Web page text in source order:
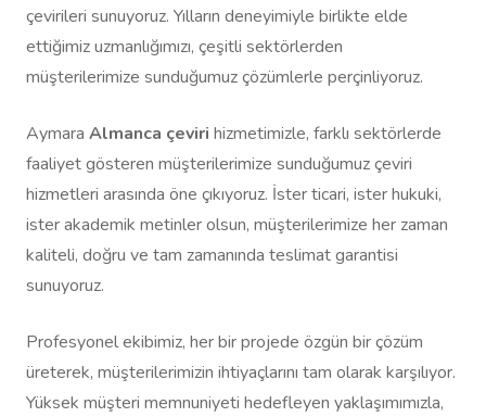
çevirileri sunuyoruz. Yılların deneyimiyle birlikte elde
ettiğimiz uzmanlığımızı, çeşitli sektörlerden
müşterilerimize sunduğumuz çözümlerle perçinliyoruz.
Aymara Almanca çeviri hizmetimizle, farklı sektörlerde
faaliyet gösteren müşterilerimize sunduğumuz çeviri
hizmetleri arasında öne çıkıyoruz. İster ticari, ister hukuki,
ister akademik metinler olsun, müşterilerimize her zaman
kaliteli, doğru ve tam zamanında teslimat garantisi
sunuyoruz.
Profesyonel ekibimiz, her bir projede özgün bir çözüm
üreterek, müşterilerimizin ihtiyaçlarını tam olarak karşılıyor.
Yüksek müşteri memnuniyeti hedefleyen yaklaşımımızla,